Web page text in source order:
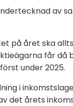
av
på året ska
får
under 2025.
i
det årets